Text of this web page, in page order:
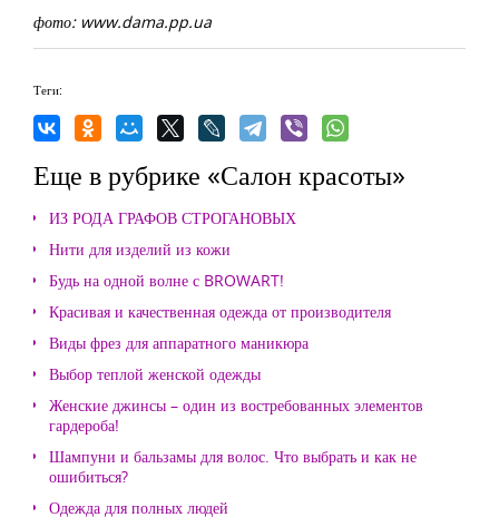
фото: www.dama.pp.ua
Теги:
Еще в рубрике «Салон красоты»
ИЗ РОДА ГРАФОВ СТРОГАНОВЫХ
Нити для изделий из кожи
Будь на одной волне с BROWART!
Красивая и качественная одежда от производителя
Виды фрез для аппаратного маникюра
Выбор теплой женской одежды
Женские джинсы – один из востребованных элементов
гардероба!
Шампуни и бальзамы для волос. Что выбрать и как не
ошибиться?
Одежда для полных людей